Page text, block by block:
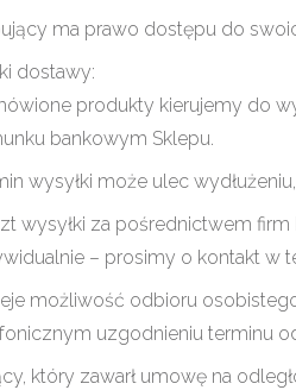
ma prawo dostępu do
dostawy:
produkty kierujemy do
bankowym Sklepu.
wysyłki może ulec
wysyłki za pośrednictwem
– prosimy o kontakt w
możliwość odbioru
uzgodnieniu terminu
który zawarł umowę na